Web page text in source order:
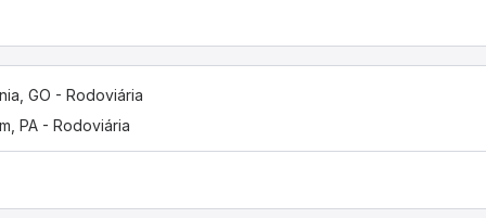
GO - Rodoviária
PA - Rodoviária